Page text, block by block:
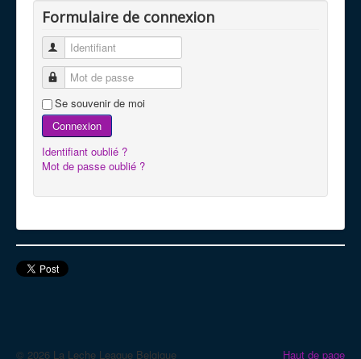
Formulaire de connexion
Identifiant
Mot de passe
Se souvenir de moi
Connexion
Identifiant oublié ?
Mot de passe oublié ?
Haut de page
© 2026 La Leche League Belgique